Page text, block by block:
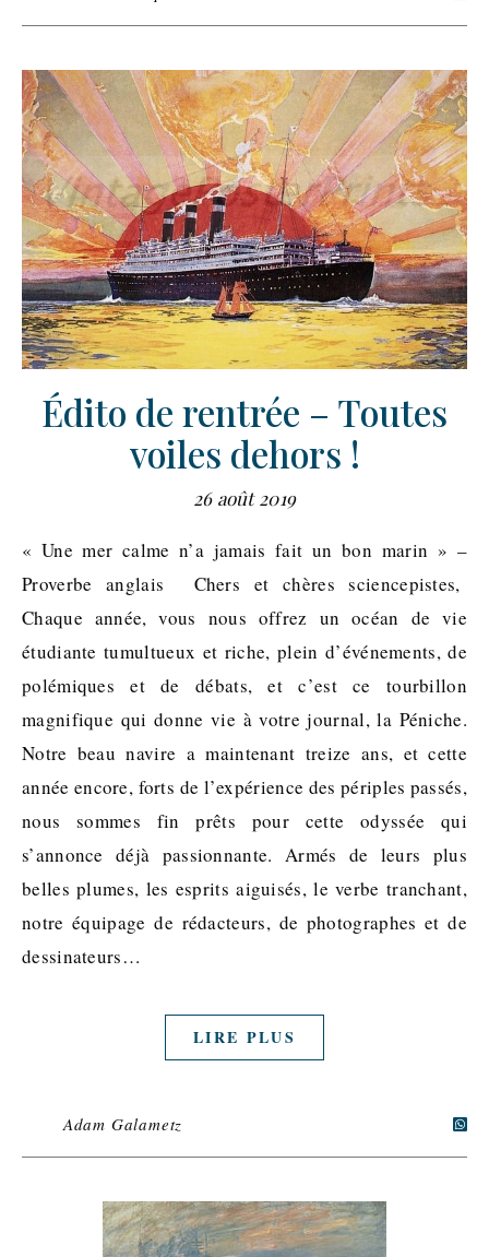
Édito de rentrée – Toutes
voiles dehors !
26 août 2019
« Une mer calme n’a jamais fait un bon marin » –
Proverbe anglais Chers et chères sciencepistes,
Chaque année, vous nous offrez un océan de vie
étudiante tumultueux et riche, plein d’événements, de
polémiques et de débats, et c’est ce tourbillon
magnifique qui donne vie à votre journal, la Péniche.
Notre beau navire a maintenant treize ans, et cette
année encore, forts de l’expérience des périples passés,
nous sommes fin prêts pour cette odyssée qui
s’annonce déjà passionnante. Armés de leurs plus
belles plumes, les esprits aiguisés, le verbe tranchant,
notre équipage de rédacteurs, de photographes et de
dessinateurs…
LIRE PLUS
Adam Galametz